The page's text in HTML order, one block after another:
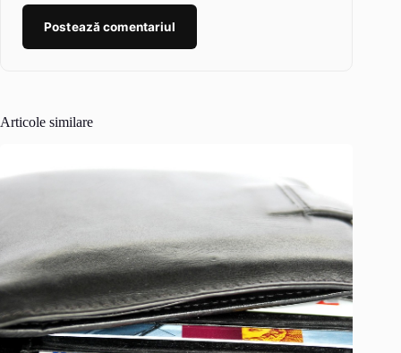
Postează comentariul
Articole similare